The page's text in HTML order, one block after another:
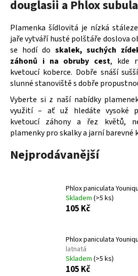
douglasii a Phlox
Plamenka šídlovitá je nízká
jaře vytváří husté polštáře doslova
se hodí do skalek, suchých
záhonů i na obruby cest, kde
kvetoucí koberce. Dobře snáší
slunné stanoviště s dobře
Vyberte si z naší nabídky
využití – ať už hledáte vysoké
kvetoucí záhony a řez květů,
plamenky pro skalky a jarní barevné
Nejprodávanější
Phlox paniculata
Skladem (>5 ks)
105 Kč
Phlox paniculata
latnatá
Skladem (>5 ks)
105 Kč
o
r
u
č
u
j
e
m
e
BUDDLEIA
DAVIDII
CHARMING
KOMULE